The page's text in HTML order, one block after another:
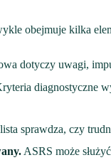
obejmuje kilka
dotyczy uwagi,
diagnostyczne
sprawdza, czy
ASRS może